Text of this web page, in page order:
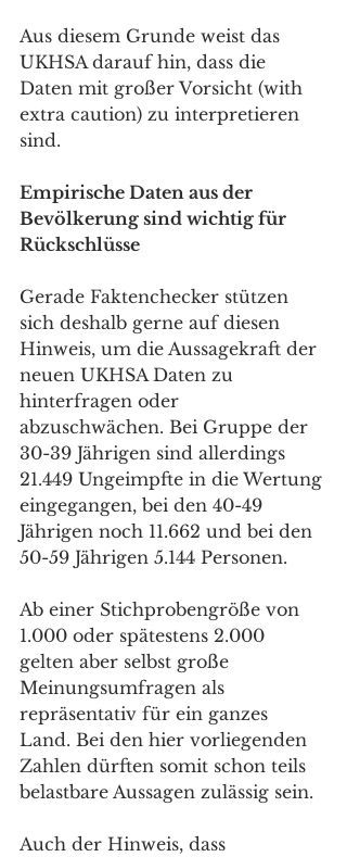
Aus diesem Grunde weist das
UKHSA darauf hin, dass die
Daten mit großer Vorsicht (with
extra caution) zu interpretieren
sind.
Empirische Daten aus der
Bevölkerung sind wichtig für
Rückschlüsse
Gerade Faktenchecker stützen
sich deshalb gerne auf diesen
Hinweis, um die Aussagekraft der
neuen UKHSA Daten zu
hinterfragen oder
abzuschwächen. Bei Gruppe der
30-39 Jährigen sind allerdings
21.449 Ungeimpfte in die Wertung
eingegangen, bei den 40-49
Jährigen noch 11.662 und bei den
50-59 Jährigen 5.144 Personen.
Ab einer Stichprobengröße von
1.000 oder spätestens 2.000
gelten aber selbst große
Meinungsumfragen als
repräsentativ für ein ganzes
Land. Bei den hier vorliegenden
Zahlen dürften somit schon teils
belastbare Aussagen zulässig sein.
Auch der Hinweis, dass